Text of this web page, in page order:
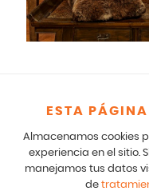
ESTA
Almacenamos cookies
experiencia en el sitio.
manejamos tus datos
de
Para comunicados
a: